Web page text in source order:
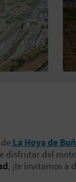
La Hoya de
del
, ¡te invitamos a